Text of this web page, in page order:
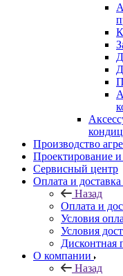
Производство
Проектирование
Сервисный центр
Оплата и доставка
Назад
Оплата и
Условия
Условия
Дисконтная
О компании
Назад